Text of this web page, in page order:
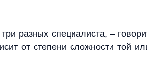
разных специалиста, –
от степени сложности той